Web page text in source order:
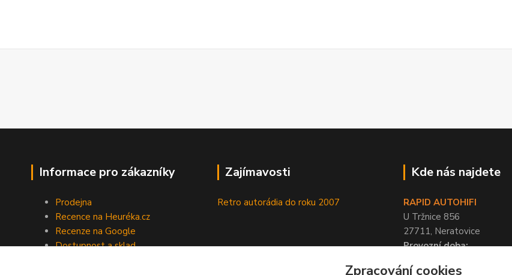
Informace pro zákazníky
Prodejna
Recence na Heuréka.cz
Recenze na Google
Dostupnost a sklad
Zajímavosti
Retro autorádia do roku 2007
Kde nás najdete
RAPID AUTOHIFI
U Tržnice 856
27711, Neratovice
Provozní doba:
Zpracování cookies